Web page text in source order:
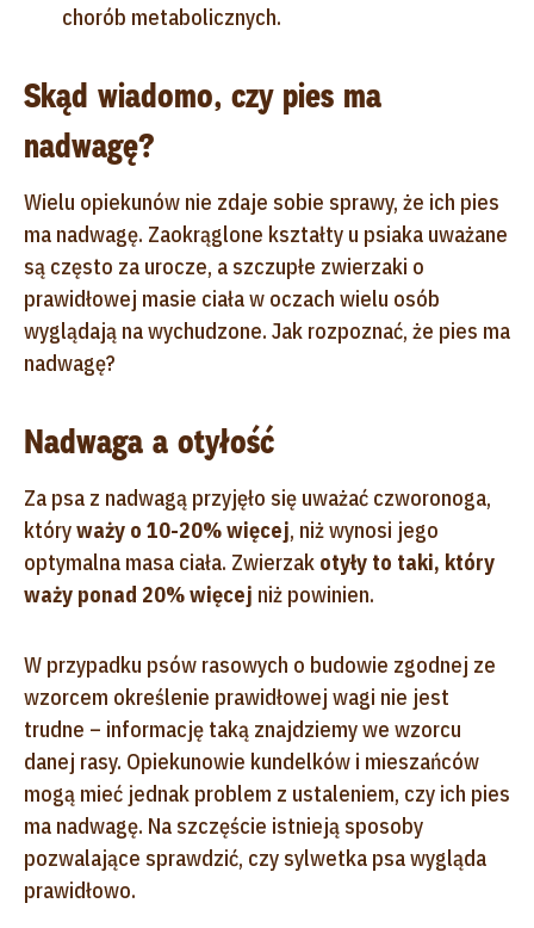
chorób metabolicznych.
Skąd wiadomo, czy pies ma
nadwagę?
Wielu opiekunów nie zdaje sobie sprawy, że ich pies
ma nadwagę. Zaokrąglone kształty u psiaka uważane
są często za urocze, a szczupłe zwierzaki o
prawidłowej masie ciała w oczach wielu osób
wyglądają na wychudzone. Jak rozpoznać, że pies ma
nadwagę?
Nadwaga a otyłość
Za psa z nadwagą przyjęło się uważać czworonoga,
któryważy o 10-20% więcej, niż wynosi jego
optymalna masa ciała. Zwierzak otyły to taki, który
waży ponad 20% więcej niż powinien.
W przypadku psów rasowych o budowie zgodnej ze
wzorcem określenie prawidłowej wagi nie jest
trudne – informację taką znajdziemy we wzorcu
danej rasy. Opiekunowie kundelków i mieszańców
mogą mieć jednak problem z ustaleniem, czy ich pies
ma nadwagę. Na szczęście istnieją sposoby
pozwalające sprawdzić, czy sylwetka psa wygląda
prawidłowo.